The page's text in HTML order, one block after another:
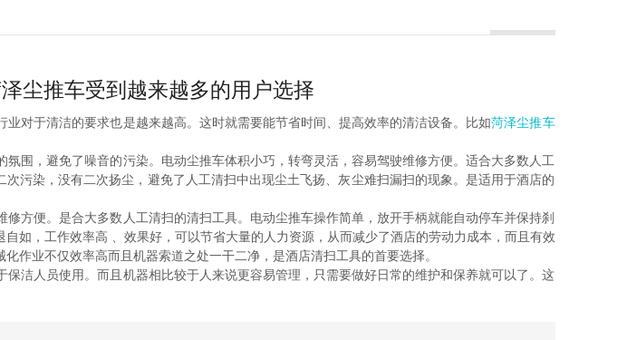
尘推车受到越来越多的用户选择
对于清洁的要求也是越来越高。这时就需要能节省时间、提高效率的清洁设备。比如菏泽尘推车
围，避免了噪音的污染。电动尘推车体积小巧，转弯灵活，容易驾驶维修方便。适合大多数人工
污染，没有二次扬尘，避免了人工清扫中出现尘土飞扬、灰尘难扫漏扫的现象。是适用于酒店的
方便。是合大多数人工清扫的清扫工具。电动尘推车操作简单，放开手柄就能自动停车并保持刹
如，工作效率高 、效果好，可以节省大量的人力资源，从而减少了酒店的劳动力成本，而且有效
作业不仅效率高而且机器索道之处一干二净，是酒店清扫工具的首要选择。
洁人员使用。而且机器相比较于人来说更容易管理，只需要做好日常的维护和保养就可以了。这